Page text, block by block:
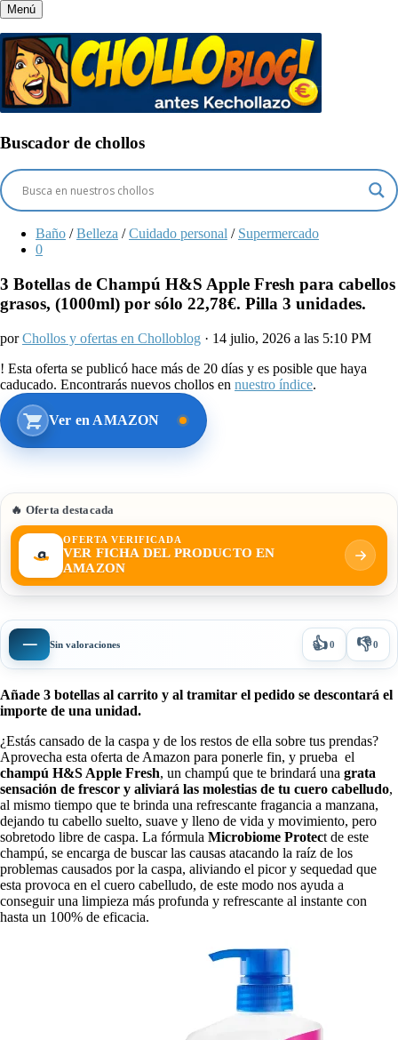
Menú
Buscador de chollos
Baño / Belleza / Cuidado personal / Supermercado
0
3 Botellas de Champú H&S Apple Fresh para cabellos
grasos, (1000ml) por sólo 22,78€. Pilla 3 unidades.
porChollos y ofertas en Cholloblog · 14 julio, 2026 a las 5:10 PM
! Esta oferta se publicó hace más de 20 días y es posible que haya
caducado. Encontrarás nuevos chollos en nuestro índice.
Ver en AMAZON
🔥 Oferta destacada
OFERTA VERIFICADA
VER FICHA DEL PRODUCTO EN
AMAZON
— Sin valoraciones 👍0 👎0
Añade 3 botellas al carrito y al tramitar el pedido se descontará el
importe de una unidad.
¿Estás cansado de la caspa y de los restos de ella sobre tus prendas?
Aprovecha esta oferta de Amazon para ponerle fin, y prueba el
champú H&S Apple Fresh, un champú que te brindará una grata
sensación de frescor y aliviará las molestias de tu cuero cabelludo,
al mismo tiempo que te brinda una refrescante fragancia a manzana,
dejando tu cabello suelto, suave y lleno de vida y movimiento, pero
sobretodo libre de caspa. La fórmula Microbiome Protect de este
champú, se encarga de buscar las causas atacando la raíz de los
problemas causados por la caspa, aliviando el picor y sequedad que
esta provoca en el cuero cabelludo, de este modo nos ayuda a
conseguir una limpieza más profunda y refrescante al instante con
hasta un 100% de eficacia.